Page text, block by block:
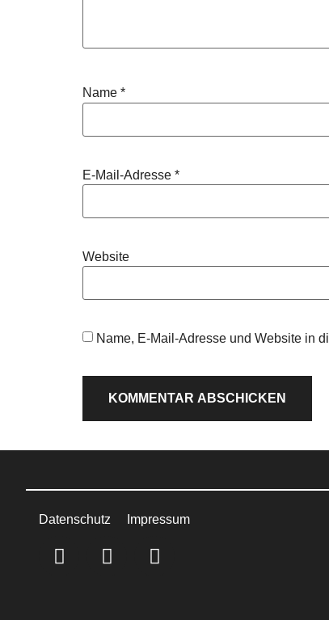
Name *
E-Mail-Adresse *
Website
Name, E-Mail-Adresse und Website in
Datenschutz Impressum